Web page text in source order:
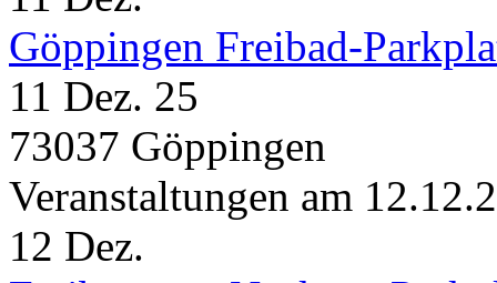
Göppingen Freibad-
11 Dez. 25
73037 Göppingen
Veranstaltungen am
12 Dez.